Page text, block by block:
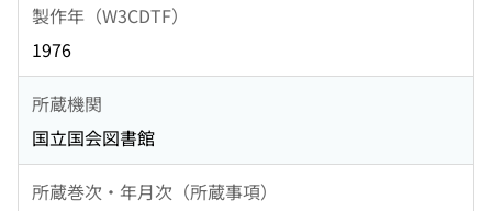
製作年（W3CDTF）
1976
所蔵機関
国立国会図書館
所蔵巻次・年月次（所蔵事項）